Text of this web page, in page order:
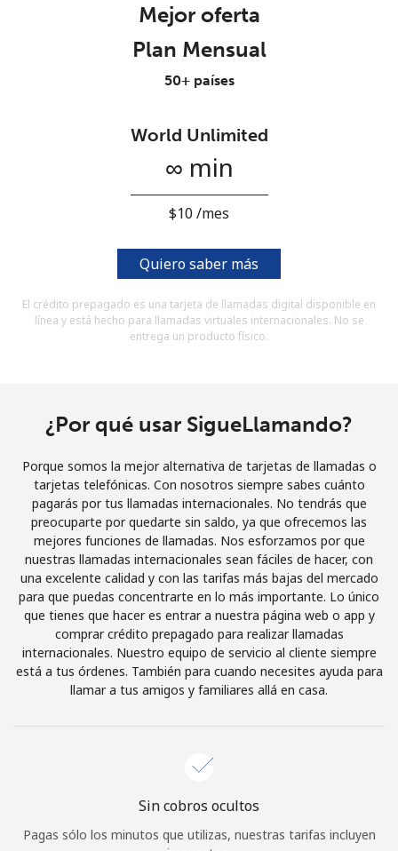
Únete
¡Hola!
Inicia sesión oREGÍSTRATE →
¿Olvidaste tu contraseña? →
o
Continuar con
Mejor oferta
Plan Mensual
50+ países
World Unlimited
∞ min
⁦$10⁩ /mes
Quiero saber más
El crédito prepagado es una tarjeta de llamadas digital disponible en
línea y está hecho para llamadas virtuales internacionales. No se
entrega un producto físico.
¿Por qué usar SigueLlamando?
Porque somos la mejor alternativa de tarjetas de llamadas o
tarjetas telefónicas. Con nosotros siempre sabes cuánto
pagarás por tus llamadas internacionales. No tendrás que
preocuparte por quedarte sin saldo, ya que ofrecemos las
mejores funciones de llamadas. Nos esforzamos por que
nuestras llamadas internacionales sean fáciles de hacer, con
una excelente calidad y con las tarifas más bajas del mercado
para que puedas concentrarte en lo más importante. Lo único
que tienes que hacer es entrar a nuestra página web o app y
comprar crédito prepagado para realizar llamadas
internacionales. Nuestro equipo de servicio al cliente siempre
está a tus órdenes. También para cuando necesites ayuda para
llamar a tus amigos y familiares allá en casa.
Sin cobros ocultos
Pagas sólo los minutos que utilizas, nuestras tarifas incluyen